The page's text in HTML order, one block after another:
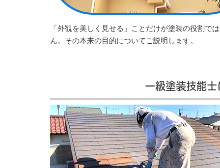
「外観を美しく見せる」ことだけが塗装の役割で
ん。その本来の目的についてご説明します。
一級塗装技能